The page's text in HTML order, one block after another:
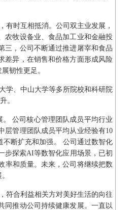
有时互相抵消。公司双主业发展，
农牧设备业、食品加工业和金融投
三，公司不断通过推进屠宰和食品
差异，在销售和价格方面形成风险
韧性更足。
学、中山大学等多所院校和科研院
。
公司核心管理团队成员平均行业
层管理团队成员平均从业经验有10
断扩充和加强。 公司通过数智化
步探索AI等数智化应用场景，已初
率和质量。未来，公司将继续把数
符合利益相关方对美好生活的向往
同推动公司持续健康发展。一直以